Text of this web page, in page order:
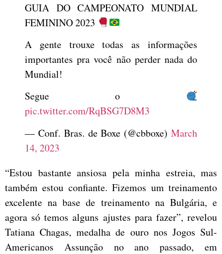
GUIA DO CAMPEONATO MUNDIAL
FEMININO 2023
A gente trouxe todas as informações
importantes pra você não perder nada do
Mundial!
Segue o
pic.twitter.com/RqBSG7D8M3
— Conf. Bras. de Boxe (@cbboxe) March
14, 2023
“Estou bastante ansiosa pela minha estreia, mas
também estou confiante. Fizemos um treinamento
excelente na base de treinamento na Bulgária, e
agora só temos alguns ajustes para fazer”, revelou
Tatiana Chagas, medalha de ouro nos Jogos Sul-
Americanos Assunção no ano passado, em